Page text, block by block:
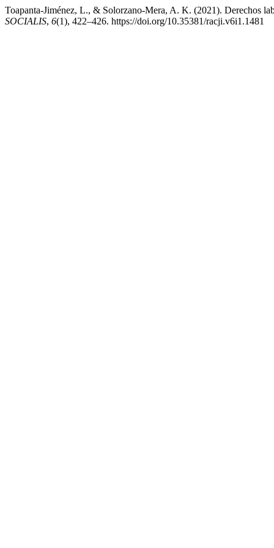
Toapanta-Jiménez, L., & Solorzano-Mera, A. K. (2021). Derechos
SOCIALIS, 6(1), 422–426. https://doi.org/10.35381/racji.v6i1.1481